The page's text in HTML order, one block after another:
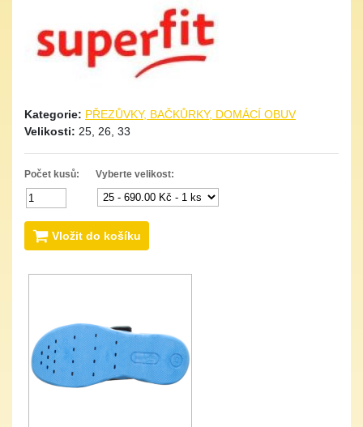
Kategorie: PŘEZŮVKY, BAČKŮRKY, DOMÁCÍ OBUV
Velikosti: 25, 26, 33
Počet kusů: Vyberte velikost:
Vložit do košíku